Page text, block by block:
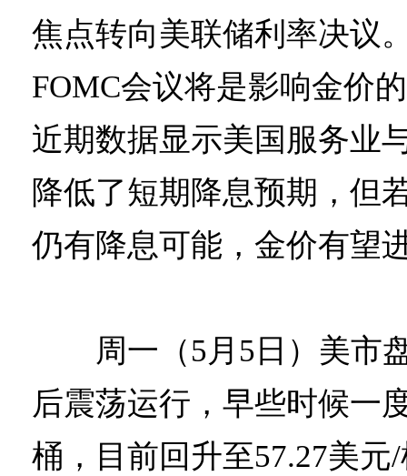
焦点转向美联储利率决议
FOMC会议将是影响金价
近期数据显示美国服务业
降低了短期降息预期，但
仍有降息可能，金价有望
周一（5月5日）美市
后震荡运行，早些时候一
桶，目前回升至57.27美元